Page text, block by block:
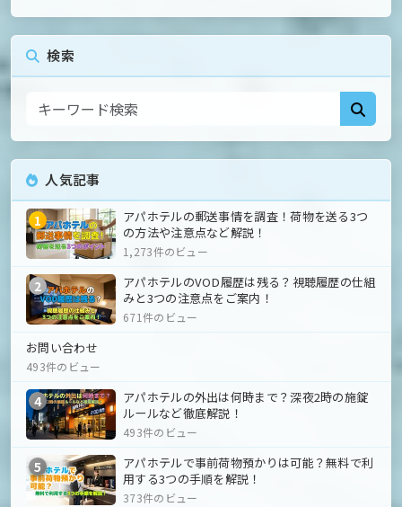
検索
人気記事
1
アパホテルの郵送事情を調査！荷物を送る3つ
の方法や注意点など解説！
1,273件のビュー
2
アパホテルのVOD履歴は残る？視聴履歴の仕組
みと3つの注意点をご案内！
671件のビュー
お問い合わせ
493件のビュー
4
アパホテルの外出は何時まで？深夜2時の施錠
ルールなど徹底解説！
493件のビュー
5
アパホテルで事前荷物預かりは可能？無料で利
用する3つの手順を解説！
373件のビュー